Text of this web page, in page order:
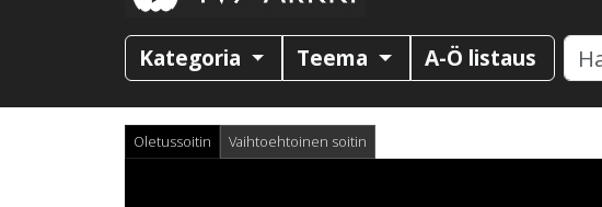
Kategoria Teema A-Ö listaus
Oletussoitin Vaihtoehtoinen soitin